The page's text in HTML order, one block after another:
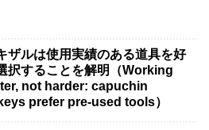
ザルは使用実績のある道具を好
択することを解明（Working
not harder: capuchin
prefer pre-used tools）